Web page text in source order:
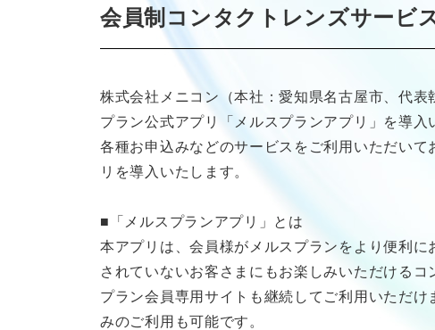
会員制コンタクトレンズサービ
株式会社メニコン（本社：愛知県名古屋市、代
プラン公式アプリ「メルスプランアプリ」を導
各種お申込みなどのサービスをご利用いただい
リを導入いたします。
■「メルスプランアプリ」とは
本アプリは、会員様がメルスプランをより便利
されていないお客さまにもお楽しみいただける
プラン会員専用サイトも継続してご利用いただ
みのご利用も可能です。